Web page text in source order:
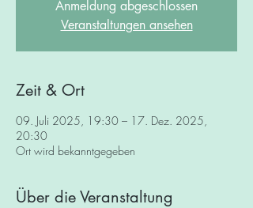
Anmeldung abgeschlossen
Veranstaltungen ansehen
Zeit & Ort
09. Juli 2025, 19:30 – 17. Dez. 2025,
20:30
Ort wird bekanntgegeben
Über die Veranstaltung